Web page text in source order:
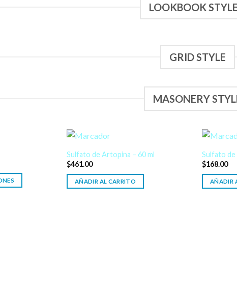
LOOKBOOK
GRID STYLE
MASONERY
Sulfato de Artopina – 60 ml
$461.00
AÑADIR AL CARRITO
Sulfato de
$168.00
AÑADIR